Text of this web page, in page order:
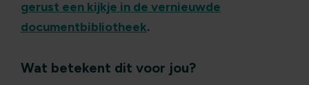
gerust een kijkje in de vernieuwde
documentbibliotheek.
Wat betekent dit voor jou?